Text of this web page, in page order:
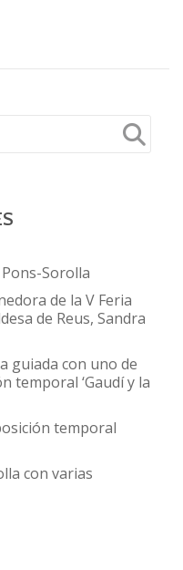
Sorolla
de la V Feria
de Reus, Sandra
guiada con uno de
temporal ‘Gaudí y la
temporal
con varias